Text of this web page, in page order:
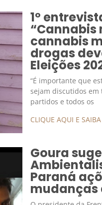
1º
“Cannabis
cannabis
drogas
Eleições
“É importante que
sejam discutidos em
partidos e todos os
CLIQUE AQUI E
Goura
Paraná